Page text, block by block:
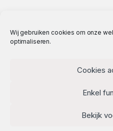
Wij gebruiken cookies om onze
optimaliseren.
Cookies
Enkel
Bekijk